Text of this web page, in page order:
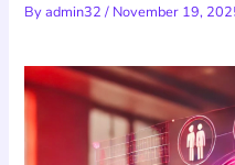
Byadmin32/ November 19,